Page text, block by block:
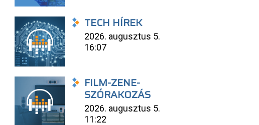
TECH HÍREK
2026. augusztus 5.
16:07
FILM-ZENE-
SZÓRAKOZÁS
2026. augusztus 5.
11:22